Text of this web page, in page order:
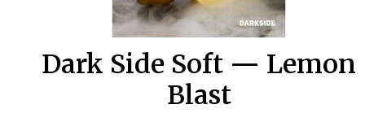
Dark Side Soft — Lemon
Blast